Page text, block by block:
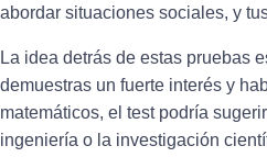
abordar situaciones sociales, y
La idea detrás de estas pruebas
demuestras un fuerte interés y
matemáticos, el test podría
ingeniería o la investigación